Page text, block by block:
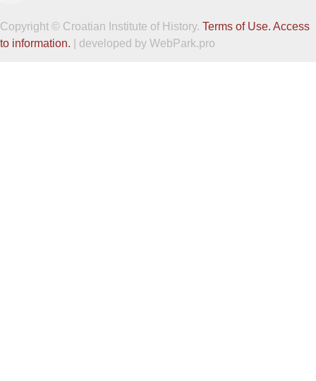
Copyright © Croatian Institute of History. Terms of Use. Access
to information. | developed by WebPark.pro